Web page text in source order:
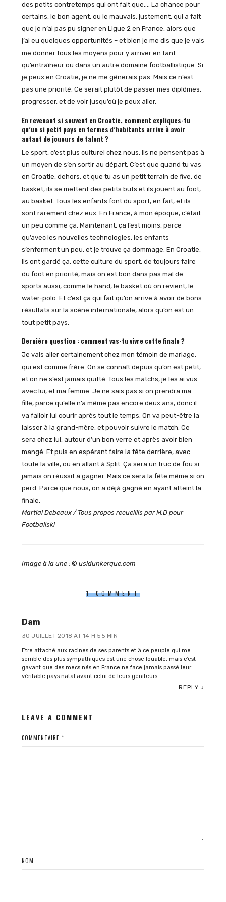
des petits contretemps qui ont fait que…. La chance pour
certains, le bon agent, ou le mauvais, justement, qui a fait
que je n’ai pas pu signer en Ligue 2 en France, alors que
j’ai eu quelques opportunités – et bien je me dis que je vais
me donner tous les moyens pour y arriver en tant
qu’entraîneur ou dans un autre domaine footballistique. Si
je peux en Croatie, je ne me gênerais pas. Mais ce n’est
pas une priorité. Ce serait plutôt de passer mes diplômes,
progresser, et de voir jusqu’où je peux aller.
En revenant si souvent en Croatie, comment expliques-tu
qu’un si petit pays en termes d’habitants arrive à avoir
autant de joueurs de talent ?
Le sport, c’est plus culturel chez nous. Ils ne pensent pas à
un moyen de s’en sortir au départ. C’est que quand tu vas
en Croatie, dehors, et que tu as un petit terrain de five, de
basket, ils se mettent des petits buts et ils jouent au foot,
au basket. Tous les enfants font du sport, en fait, et ils
sont rarement chez eux. En France, à mon époque, c’était
un peu comme ça. Maintenant, ça l’est moins, parce
qu’avec les nouvelles technologies, les enfants
s’enferment un peu, et je trouve ça dommage. En Croatie,
ils ont gardé ça, cette culture du sport, de toujours faire
du foot en priorité, mais on est bon dans pas mal de
sports aussi, comme le hand, le basket où on revient, le
water-polo. Et c’est ça qui fait qu’on arrive à avoir de bons
résultats sur la scène internationale, alors qu’on est un
tout petit pays.
Dernière question : comment vas-tu vivre cette finale ?
Je vais aller certainement chez mon témoin de mariage,
qui est comme frère. On se connaît depuis qu’on est petit,
et on ne s’est jamais quitté. Tous les matchs, je les ai vus
avec lui, et ma femme. Je ne sais pas si on prendra ma
fille, parce qu’elle n’a même pas encore deux ans, donc il
va falloir lui courir après tout le temps. On va peut-être la
laisser à la grand-mère, et pouvoir suivre le match. Ce
sera chez lui, autour d’un bon verre et après avoir bien
mangé. Et puis en espérant faire la fête derrière, avec
toute la ville, ou en allant à Split. Ça sera un truc de fou si
jamais on réussit à gagner. Mais ce sera la fête même si on
perd. Parce que nous, on a déjà gagné en ayant atteint la
finale.
Martial Debeaux / Tous propos recueillis par M.D pour
Footballski
Image à la une : © usldunkerque.com
1 COMMENT
Dam
30 JUILLET 2018 AT 14 H 55 MIN
Etre attaché aux racines de ses parents et à ce peuple qui me
semble des plus sympathiques est une chose louable, mais c’est
gavant que des mecs nés en France ne face jamais passé leur
véritable pays natal avant celui de leurs géniteurs.
REPLY ↓
LEAVE A COMMENT
COMMENTAIRE *
NOM